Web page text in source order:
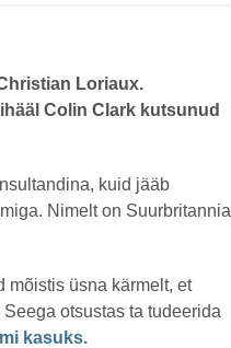
Loriaux.
Colin Clark kutsunud
kuid jääb
Nimelt on Suurbritannia
mõistis üsna kärmelt, et
otsustas ta tudeerida
kasuks.